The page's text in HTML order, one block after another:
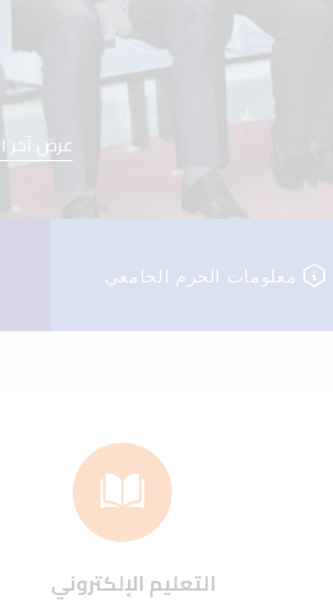
عرض
معلومات الحرم الجامعي
عرض آخر
التعليم الإلكتروني